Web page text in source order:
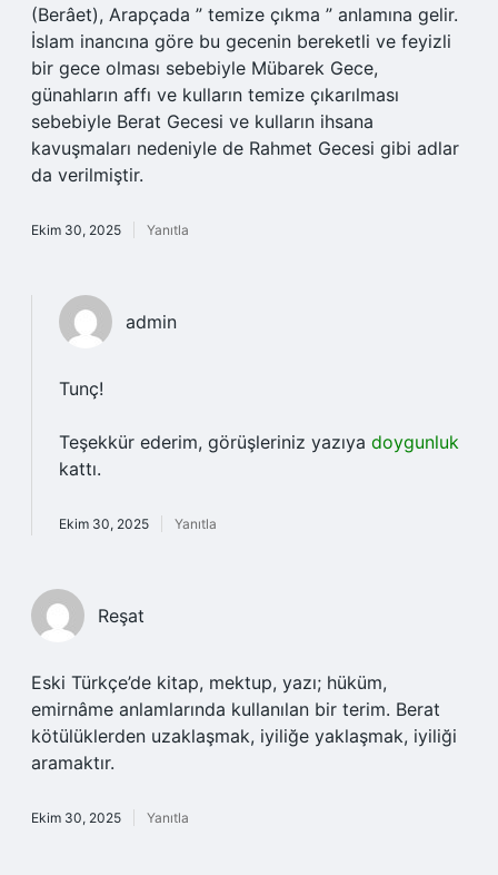
(Berâet), Arapçada ” temize çıkma ” anlamına gelir.
İslam inancına göre bu gecenin bereketli ve feyizli
bir gece olması sebebiyle Mübarek Gece,
günahların affı ve kulların temize çıkarılması
sebebiyle Berat Gecesi ve kulların ihsana
kavuşmaları nedeniyle de Rahmet Gecesi gibi adlar
da verilmiştir.
Ekim 30, 2025 Yanıtla
admin
Tunç!
Teşekkür ederim, görüşleriniz yazıya doygunluk
kattı.
Ekim 30, 2025 Yanıtla
Reşat
Eski Türkçe’de kitap, mektup, yazı; hüküm,
emirnâme anlamlarında kullanılan bir terim. Berat
kötülüklerden uzaklaşmak, iyiliğe yaklaşmak, iyiliği
aramaktır.
Ekim 30, 2025 Yanıtla